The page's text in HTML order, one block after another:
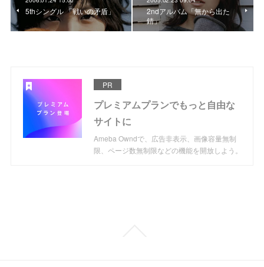
5thシングル 「戦いの矛盾」
2ndアルバム「無から出た
錆」
PR
プレミアムプランでもっと自由な
サイトに
Ameba Owndで、広告非表示、画像容量無制
限、ページ数無制限などの機能を開放しよう。